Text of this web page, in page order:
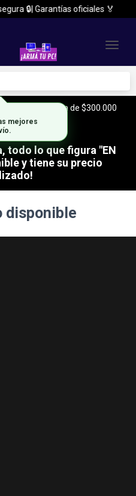
🔒| Garantías oficiales 🏅
con tu compra de $300.000
todo lo que figura "EN
y tiene su precio
disponible
mejores